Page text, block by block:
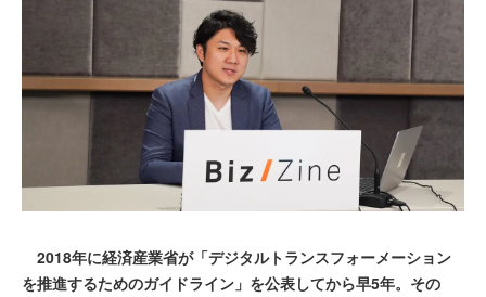
2018年に経済産業省が「デジタルトランスフォーメーション
を推進するためのガイドライン」を公表してから早5年。その